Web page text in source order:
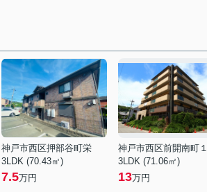
神戸市西区押部谷町栄
3LDK (70.43㎡)
7.5万円
3LDK (71.06㎡)
13万円